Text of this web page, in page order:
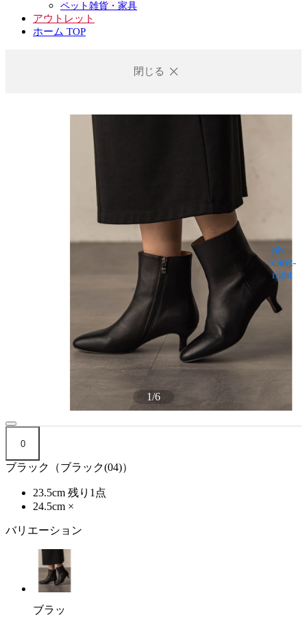
ペット雑貨・家具
アウトレット
ホーム TOP
閉じる
1/6
0
ブラック（ブラック(04)）
23.5cm 残り1点
24.5cm ×
バリエーション
ブラッ